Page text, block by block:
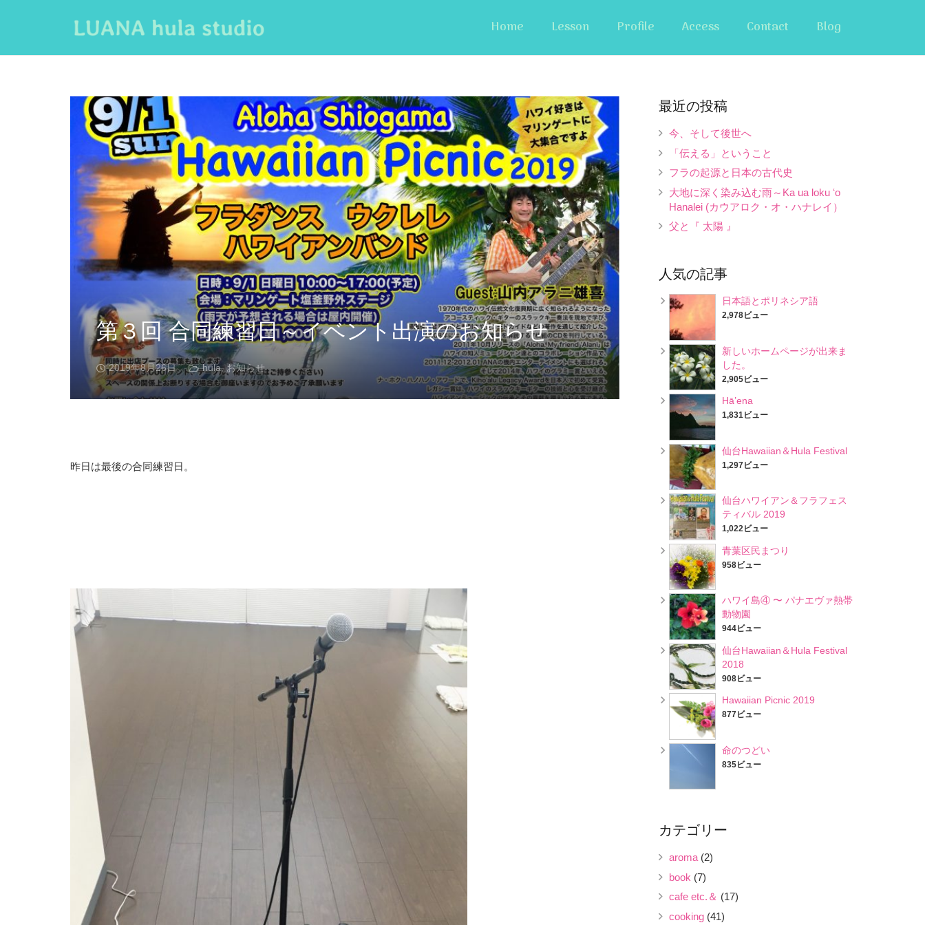
Home Lesson Profile Access Contact Blog
第３回 合同練習日～イベント出演のお知らせ
2019年8月26日 hula,お知らせ
昨日は最後の合同練習日。
最近の投稿
今、そして後世へ
「伝える」ということ
フラの起源と日本の古代史
大地に深く染み込む雨～Ka ua loku ʻo
Hanalei (カウアロク・オ・ハナレイ）
父と『 太陽 』
人気の記事
日本語とポリネシア語
2,978ビュー
新しいホームページが出来ま
した。
2,905ビュー
Hā’ena
1,831ビュー
仙台Hawaiian＆Hula Festival
1,297ビュー
仙台ハワイアン＆フラフェス
ティバル 2019
1,022ビュー
青葉区民まつり
958ビュー
ハワイ島④ 〜 パナエヴァ熱帯
動物園
944ビュー
仙台Hawaiian＆Hula Festival
2018
908ビュー
Hawaiian Picnic 2019
877ビュー
命のつどい
835ビュー
カテゴリー
aroma (2)
book (7)
cafe etc.＆ (17)
cooking (41)